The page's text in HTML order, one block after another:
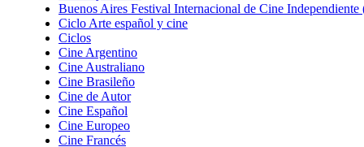
Buenos Aires Festival Internacional de Cine
Ciclo Arte español y cine
Ciclos
Cine Argentino
Cine Australiano
Cine Brasileño
Cine de Autor
Cine Español
Cine Europeo
Cine Francés